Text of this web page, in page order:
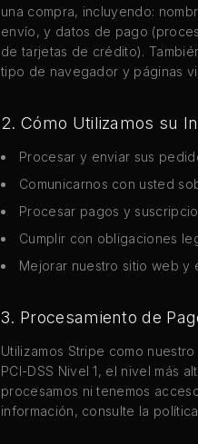
una compra, incluyendo:
envío, y datos de pago
de tarjetas de crédito).
tipo de navegador y páginas
2. Cómo Utilizamos su
Procesar y enviar sus
Comunicarnos con usted
Procesar pagos y
Cumplir con obligaciones
Mejorar nuestro sitio web y
3. Procesamiento de
Utilizamos Stripe como
PCI-DSS Nivel 1, el nivel más
procesamos ni tenemos
información, consulte la